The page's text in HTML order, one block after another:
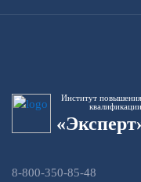
Институт повышения
квалификации
8-800-350-85-48